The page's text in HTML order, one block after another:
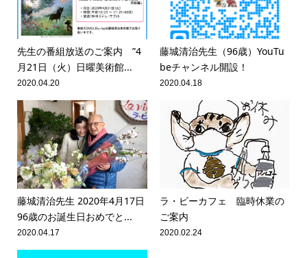
先生の番組放送のご案内 ”4
月21日（火）日曜美術館...
2020.04.20
藤城清治先生（96歳）YouTu
beチャンネル開設！
2020.04.18
藤城清治先生 2020年4月17日
96歳のお誕生日おめでと...
2020.04.17
ラ・ビーカフェ 臨時休業の
ご案内
2020.02.24